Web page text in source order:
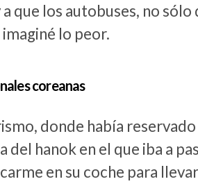
que los autobuses, no
lo peor.
coreanas
donde había
del hanok en el que iba a
en su coche para